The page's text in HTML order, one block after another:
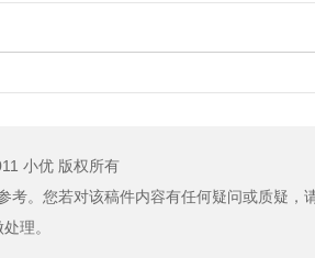
小优 版权所有
。您若对该稿件内容有任何疑问或质疑，
理。